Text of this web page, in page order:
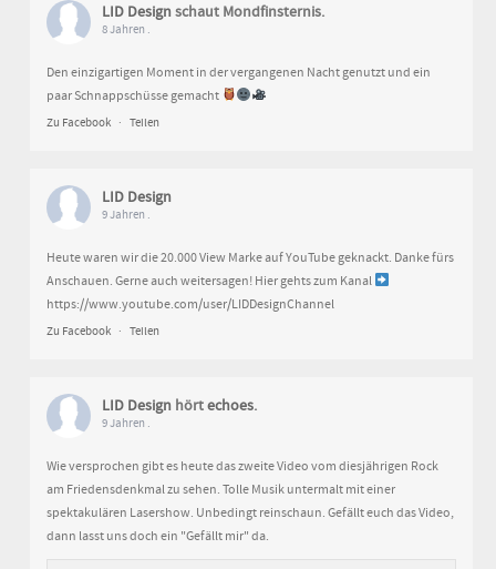
LID Design schaut Mondfinsternis.
8 Jahren .
Den einzigartigen Moment in der vergangenen Nacht genutzt und ein
paar Schnappschüsse gemacht
Zu Facebook · Teilen
LID Design
9 Jahren .
Heute waren wir die 20.000 View Marke auf YouTube geknackt. Danke fürs
Anschauen. Gerne auch weitersagen! Hier gehts zum Kanal
https://www.youtube.com/user/LIDDesignChannel
Zu Facebook · Teilen
LID Design hörtechoes.
9 Jahren .
Wie versprochen gibt es heute das zweite Video vom diesjährigen Rock
am Friedensdenkmal zu sehen. Tolle Musik untermalt mit einer
spektakulären Lasershow. Unbedingt reinschaun. Gefällt euch das Video,
dann lasst uns doch ein "Gefällt mir" da.